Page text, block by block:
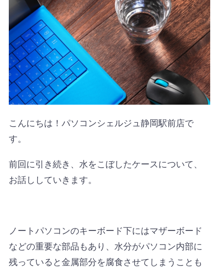
こんにちは！パソコンシェルジュ静岡駅前店で
す。
前回に引き続き、水をこぼしたケースについて、
お話ししていきます。
ノートパソコンのキーボード下にはマザーボード
などの重要な部品もあり、水分がパソコン内部に
残っていると金属部分を腐食させてしまうことも